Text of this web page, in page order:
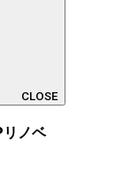
CLOSE
リノベ